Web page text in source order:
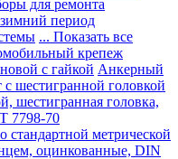
для ремонта
период
... Показать все
крепеж
с гайкой Анкерный
шестигранной головкой
шестигранная головка,
7798-70
стандартной метрической
оцинкованные, DIN